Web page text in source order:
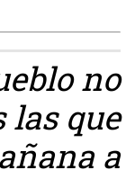
no
las que
a